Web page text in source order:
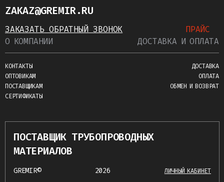
ZAKAZ@GREMIR.RU
ЗАКАЗАТЬ ОБРАТНЫЙ ЗВОНОК
ПРАЙС
О КОМПАНИИ
КОНТАКТЫ
ОПТОВИКАМ
ПОСТАВЩИКАМ
СЕРТИФИКАТЫ
ДОСТАВКА И ОПЛАТА
ДОСТАВКА
ОПЛАТА
ОБМЕН И ВОЗВРАТ
ПОСТАВЩИК ТРУБОПРОВОДНЫХ
МАТЕРИАЛОВ
GREMIR© 2026 ЛИЧНЫЙ КАБИНЕТ